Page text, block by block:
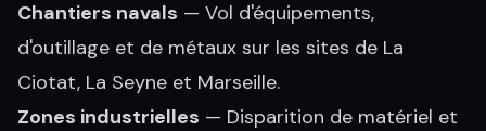
Chantiers navals — Vol d'équipements,
d'outillage et de métaux sur les sites de La
Ciotat, La Seyne et Marseille.
Zones industrielles — Disparition de matériel et